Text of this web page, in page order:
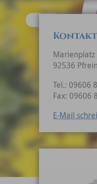
Kontakt
Marienplatz
92536
Tel.: 09606
Fax: 09606
E-Mail